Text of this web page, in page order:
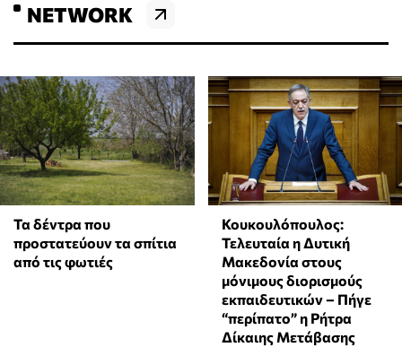
NETWORK
Τα δέντρα που
προστατεύουν τα σπίτια
από τις φωτιές
Κουκουλόπουλος:
Τελευταία η Δυτική
Μακεδονία στους
μόνιμους διορισμούς
εκπαιδευτικών – Πήγε
“περίπατο” η Ρήτρα
Δίκαιης Μετάβασης